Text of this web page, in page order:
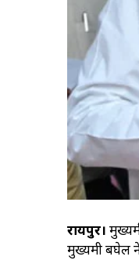
रायपुर।
मुख्यमंत्री